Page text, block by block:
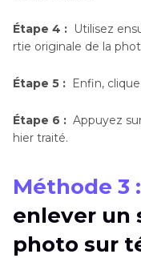
Étape 4 : Utilisez
rtie originale de la
Étape 5 : Enfin,
Étape 6 : Appuyez
hier traité.
Méthode 3 :
enlever un
photo sur